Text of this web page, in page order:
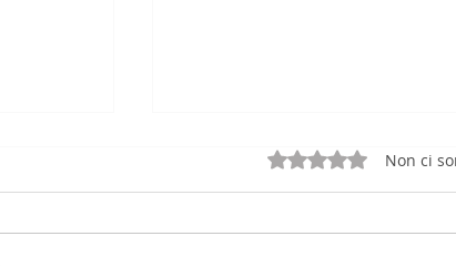
Valutazione 0 stelle
Non ci